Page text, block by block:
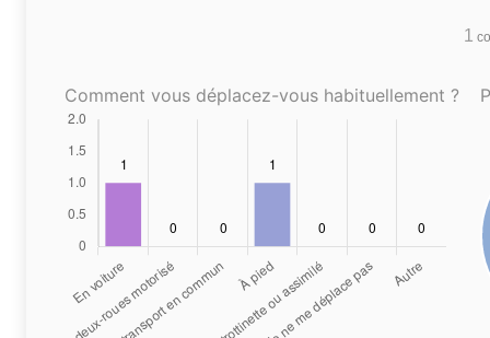
1
Comment vous déplacez-vous habituellement ?